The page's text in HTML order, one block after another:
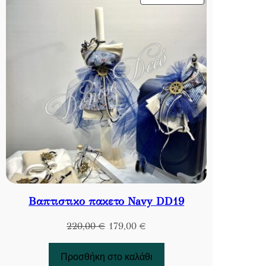
Βαπτιστικο πακετο Navy DD19
220,00€ Original
was:
179,00 €
τιμή
Προσθήκη στο καλάθι